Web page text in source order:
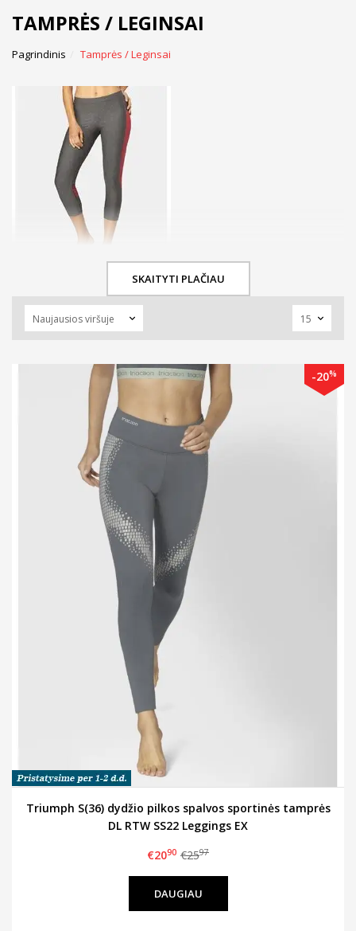
TAMPRĖS / LEGINSAI
Pagrindinis Tamprės / Leginsai
SKAITYTI PLAČIAU
-20%
Triumph S(36) dydžio pilkos spalvos sportinės tamprės
DL RTW SS22 Leggings EX
€2090 €2597
DAUGIAU